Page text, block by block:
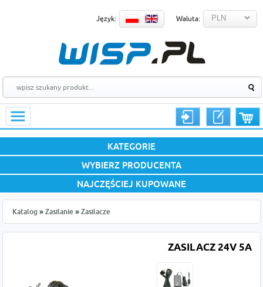
Język: Waluta:
KATEGORIE
WYBIERZ PRODUCENTA
NAJCZĘŚCIEJ KUPOWANE
Katalog » Zasilanie » Zasilacze
ZASILACZ 24V 5A